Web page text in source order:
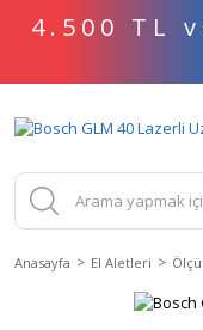
4.500 TL
Anasayfa El Aletleri